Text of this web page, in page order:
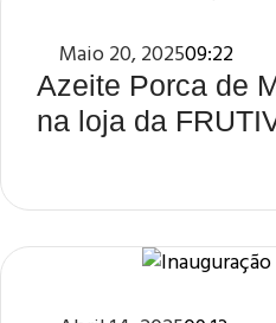
Maio 20, 202509:22
Azeite Porca de
na loja da